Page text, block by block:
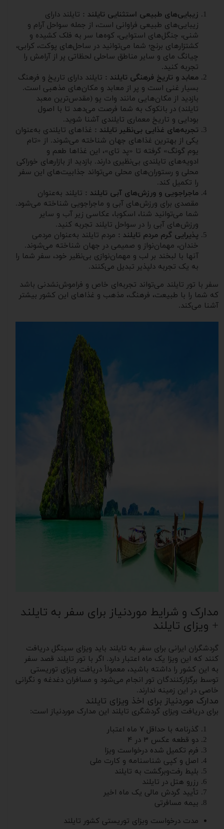
زیبایی‌های طبیعی استثنایی تایلند : تایلند دارای
زیبایی‌های طبیعی فراوانی است، از جمله سواحل آرام و
شنی، جنگل‌های استوایی، کوه‌ها سر به فلک کشیده و
کشتزارهای برنج؛ شما می‌توانید در ساحل‌های پوکت، کرابی،
چیانگ مای و سایر مناطق ساحلی لحظاتی پر از آرامش را
تجربه کنید.
معابد و تاریخ فرهنگی تایلند : تایلند دارای تاریخ و فرهنگ
بسیار غنی است و پر از معابد و مکان‌های مذهبی است.
بازدید از مکان‌هایی مانند وات پو (مقدس‌ترین معبد
تایلند) در بانکوک به شما فرصت می‌دهد تا با اصول
بودایی و تاریخ معماری تایلندی آشنا شوید.
تجربه‌های غذایی بی‌نظیر تایلند : غذاهای تایلندی به‌عنوان
یکی از بهترین غذاهای جهان شناخته می‌شوند. از «تام
یوم گونگ» گرفته تا «پد تای»، این غذاها طعم و
ادویه‌های تایلندی بی‌نظیری دارند. بازدید از بازارهای خوراکی
محلی و رستوران‌های محلی می‌تواند جذابیت‌های این سفر
را تکمیل کند.
ماجراجویی و ورزش‌های آبی تایلند : تایلند به‌عنوان
مقصدی برای ورزش‌های آبی و ماجراجویی شناخته می‌شود.
شما می‌توانید شنا، اسکوبا، عکاسی زیر آب و سایر
ورزش‌های آبی را در سواحل تایلند تجربه کنید.
پذیرایی گرم مردم تایلند : مردم تایلند به‌عنوان مردمی
خندان، مهمان‌نواز و صمیمی در جهان شناخته می‌شوند.
آنها با لبخند بر لب و مهمان‌نوازی بی‌نظیر خود، سفر شما را
به یک تجربه دلپذیر تبدیل می‌کنند.
سفر با تور تایلند می‌تواند تجربه‌ای خاص و فراموش‌نشدنی باشد
که شما را با طبیعت، فرهنگ، مذهب و غذاهای این کشور بیشتر
آشنا می‌کند.
مدارک و شرایط موردنیاز برای سفر به تایلند
+ ویزای تایلند
گردشگران ایرانی برای سفر به تایلند باید ویزای سینگل دریافت
کنند که این ویزا یک ماه اعتبار دارد. اگر با تور تایلند قصد سفر
به این کشور را داشته باشید، معمولاً دریافت ویزای توریستی
توسط برگزارکنندگان تور انجام می‌شود و مسافران دغدغه و نگرانی
خاصی در این زمینه ندارند.
مدارک موردنیاز برای اخذ ویزای تایلند
برای دریافت ویزای گردشگری تایلند این مدارک موردنیاز است:
گذرنامه با حداقل ۷ ماه اعتبار
دو قطعه عکس ۳ در ۴
فرم تکمیل شده درخواست ویزا
اصل و کپی شناسنامه و کارت ملی
بلیط رفت‌وبرگشت به تایلند
رزرو هتل در تایلند
تأیید گردش مالی یک ماه اخیر
بیمه مسافرتی
مدت درخواست ویزای توریستی کشور تایلند